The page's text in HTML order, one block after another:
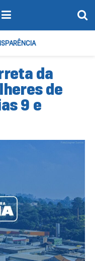
da
de
9 e